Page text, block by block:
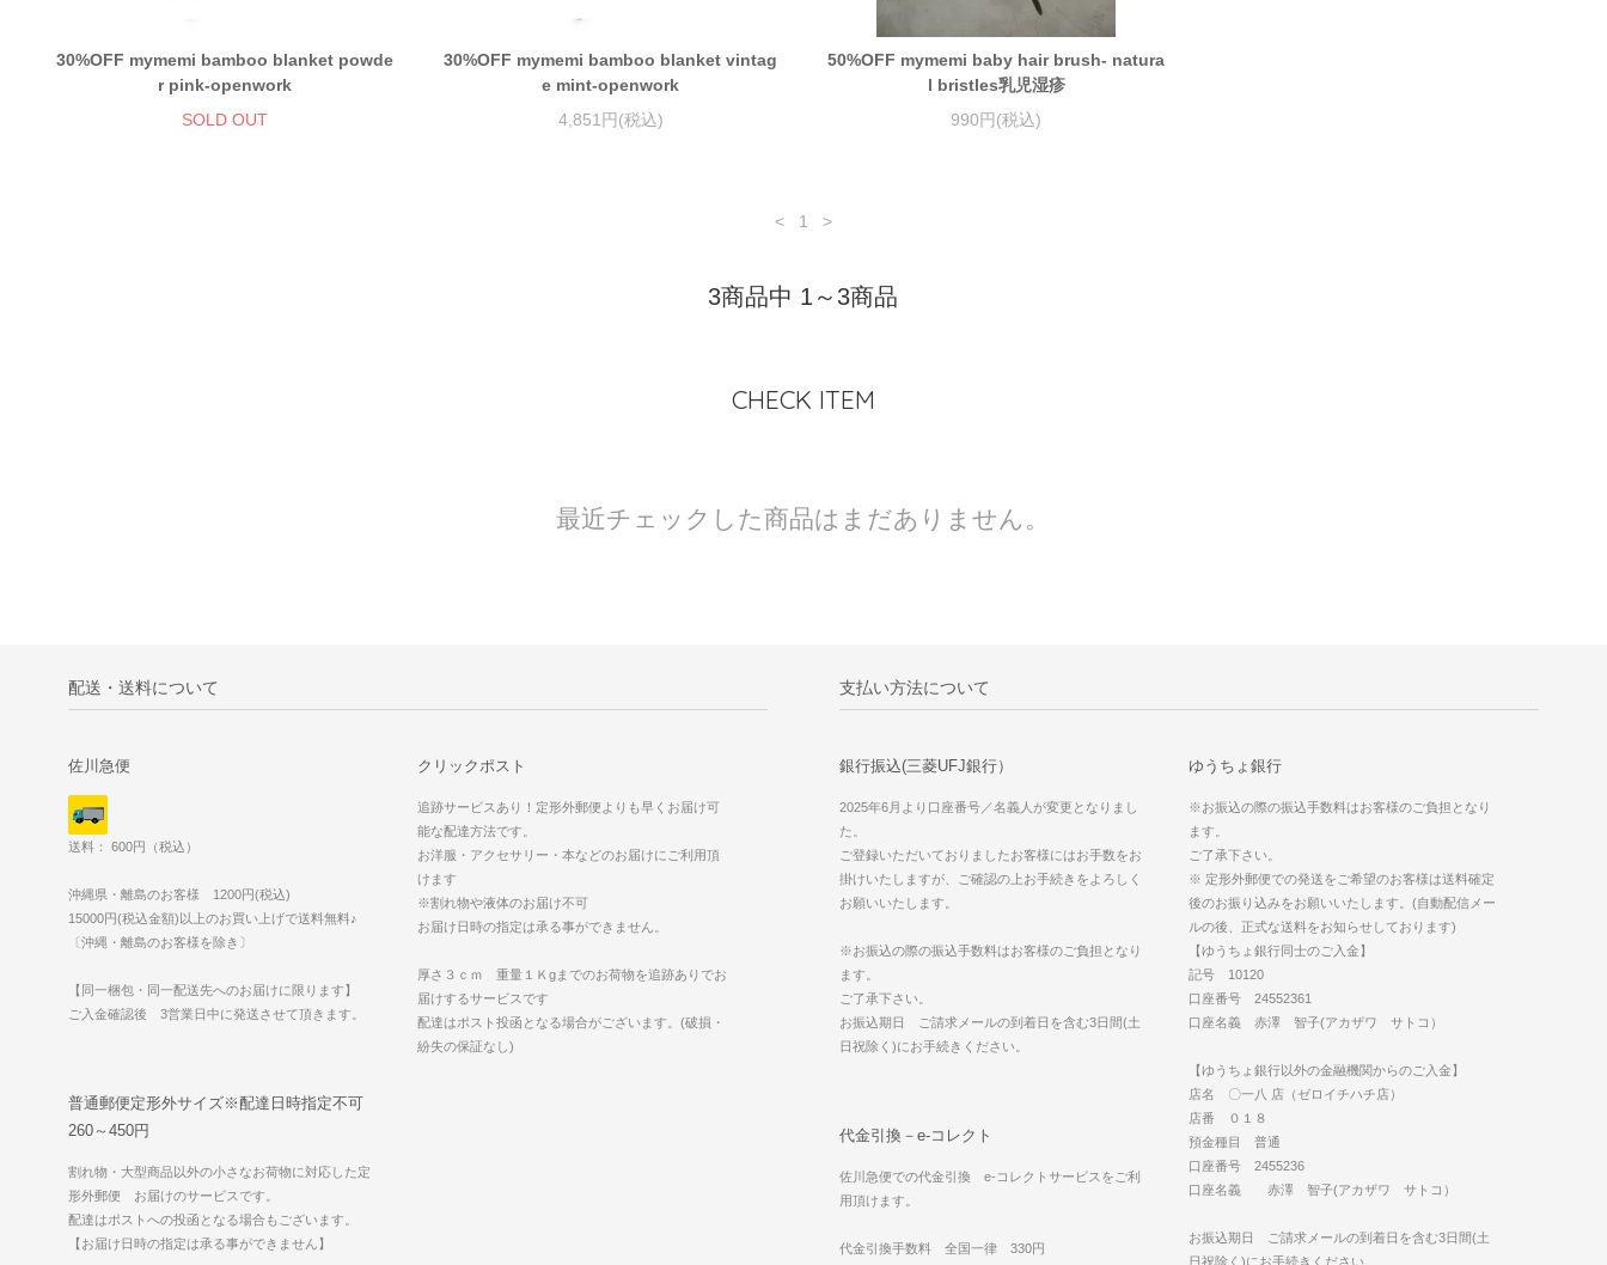
30%OFF mymemi bamboo blanket powde
r pink-openwork
SOLD OUT
30%OFF mymemi bamboo blanket vintag
e mint-openwork
4,851円(税込)
50%OFF mymemi baby hair brush- natura
l bristles乳児湿疹
990円(税込)
< 1 >
3商品中 1～3商品
CHECK ITEM
最近チェックした商品はまだありません。
配送・送料について
佐川急便
送料： 600円（税込）
沖縄県・離島のお客様 1200円(税込)
15000円(税込金額)以上のお買い上げで送料無料♪
〔沖縄・離島のお客様を除き〕
【同一梱包・同一配送先へのお届けに限ります】
ご入金確認後 3営業日中に発送させて頂きます。
クリックポスト
追跡サービスあり！定形外郵便よりも早くお届け可
能な配達方法です。
お洋服・アクセサリー・本などのお届けにご利用頂
けます
※割れ物や液体のお届け不可
お届け日時の指定は承る事ができません。
厚さ３ｃｍ 重量１Ｋgまでのお荷物を追跡ありでお
届けするサービスです
配達はポスト投函となる場合がございます。(破損・
紛失の保証なし)
普通郵便定形外サイズ※配達日時指定不可
260～450円
割れ物・大型商品以外の小さなお荷物に対応した定
形外郵便 お届けのサービスです。
配達はポストへの投函となる場合もございます。
【お届け日時の指定は承る事ができません】
支払い方法について
銀行振込(三菱UFJ銀行）
2025年6月より口座番号／名義人が変更となりまし
た。
ご登録いただいておりましたお客様にはお手数をお
掛けいたしますが、ご確認の上お手続きをよろしく
お願いいたします。
※お振込の際の振込手数料はお客様のご負担となり
ます。
ご了承下さい。
お振込期日 ご請求メールの到着日を含む3日間(土
日祝除く)にお手続きください。
ゆうちょ銀行
※お振込の際の振込手数料はお客様のご負担となり
ます。
ご了承下さい。
※ 定形外郵便での発送をご希望のお客様は送料確定
後のお振り込みをお願いいたします。(自動配信メー
ルの後、正式な送料をお知らせしております)
【ゆうちょ銀行同士のご入金】
記号 10120
口座番号 24552361
口座名義 赤澤 智子(アカザワ サトコ）
【ゆうちょ銀行以外の金融機関からのご入金】
店名 〇一八 店（ゼロイチハチ店）
店番 ０１８
預金種目 普通
口座番号 2455236
口座名義 赤澤 智子(アカザワ サトコ）
お振込期日 ご請求メールの到着日を含む3日間(土
日祝除く)にお手続きください。
代金引換－e-コレクト
佐川急便での代金引換 e-コレクトサービスをご利
用頂けます。
代金引換手数料 全国一律 330円